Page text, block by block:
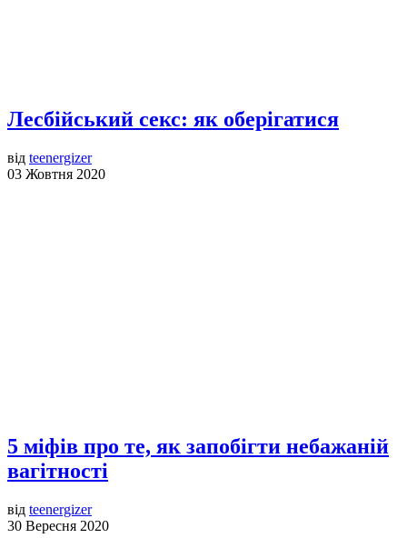
Лесбійський секс: як оберігатися
від teenergizer
03 Жовтня 2020
5 міфів про те, як запобігти небажаній
вагітності
від teenergizer
30 Вересня 2020